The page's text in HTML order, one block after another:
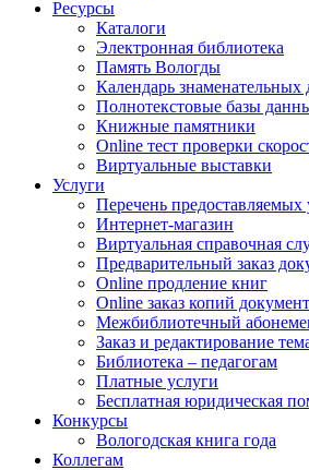
Ресурсы
Каталоги
Электронная библиотека
Память Вологды
Календарь знаменательных
Полнотекстовые базы
Книжные памятники
Online тест проверки
Виртуальные выставки
Услуги
Перечень предоставляемых
Интернет-магазин
Виртуальная справочная
Предварительный заказ
Online продление книг
Online заказ копий
Межбиблиотечный
Заказ и редактирование
Библиотека – педагогам
Платные услуги
Бесплатная юридическая
Конкурсы
Вологодская книга года
Коллегам